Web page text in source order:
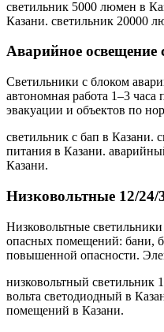
светильник 5000 люмен в
Казани. светильник 20000
Аварийное
Светильники с блоком
автономная работа 1–3
эвакуации и объектов по
светильник с бап в Казани.
питания в Казани.
Казани.
Низковольтные 12/24/
Низковольтные
опасных помещений: бани,
повышенной опасности.
низковольтный светильник
вольта светодиодный в
помещений в Казани.